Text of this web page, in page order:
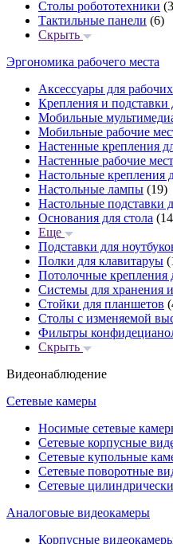
Столы робототехники
Тактильные панели (6)
Скрыть
Эргономика рабочего места
Аксессуары для
Крепления и подставки
Мобильные
Мобильные рабочие
Настенные крепления
Настенные рабочие
Настольные крепления
Настольные лампы (19)
Настольные подставки
Основания для стола
Еще
Подставки для
Полки для клавитаруы
Потолочные крепления
Системы для хранения
Стойки для планшетов
Столы с изменяемой
Фильтры
Скрыть
Видеонаблюдение
Сетевые камеры
Носимые сетевые
Сетевые корпусные
Сетевые купольные
Сетевые поворотные
Сетевые
Аналоговые видеокамеры
Корпусные